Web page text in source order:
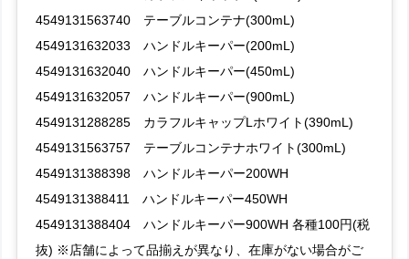
4549131563740 テーブルコンテナ(300mL)
4549131632033 ハンドルキーパー(200mL)
4549131632040 ハンドルキーパー(450mL)
4549131632057 ハンドルキーパー(900mL)
4549131288285 カラフルキャップLホワイト(390mL)
4549131563757 テーブルコンテナホワイト(300mL)
4549131388398 ハンドルキーパー200WH
4549131388411 ハンドルキーパー450WH
4549131388404 ハンドルキーパー900WH 各種100円(税
抜) ※店舗によって品揃えが異なり、在庫がない場合がご